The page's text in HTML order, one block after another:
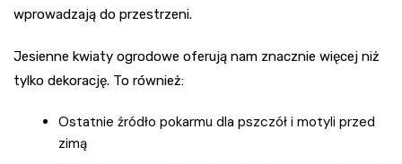
wprowadzają do przestrzeni.
Jesienne kwiaty ogrodowe oferują nam znacznie więcej niż
tylko dekorację. To również:
Ostatnie źródło pokarmu dla pszczół i motyli przed
zimą